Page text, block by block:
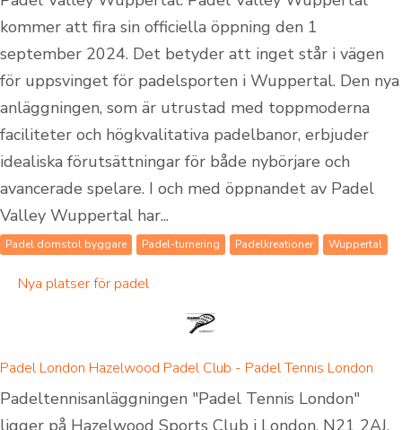
kommer att fira sin officiella öppning den 1
september 2024. Det betyder att inget står i vägen
för uppsvinget för padelsporten i Wuppertal. Den nya
anläggningen, som är utrustad med toppmoderna
faciliteter och högkvalitativa padelbanor, erbjuder
idealiska förutsättningar för både nybörjare och
avancerade spelare. I och med öppnandet av Padel
Valley Wuppertal har...
Padel domstol byggare Padel-turnering Padelkreationer Wuppertal
Nya platser för padel
Padel London Hazelwood Padel Club - Padel Tennis London
Padeltennisanläggningen "Padel Tennis London"
ligger på Hazelwood Sports Club i London, N21 2AJ.